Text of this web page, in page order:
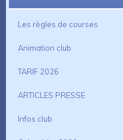
Les règles de courses
Animation club
TARIF 2026
ARTICLES PRESSE
Infos club